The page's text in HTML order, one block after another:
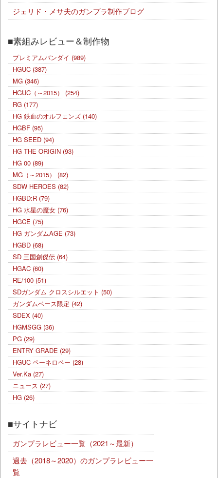
ジェリド・メサ夫のガンプラ制作ブログ
■素組みレビュー＆制作物
プレミアムバンダイ (989)
HGUC (387)
MG (346)
HGUC（～2015）
(254)
RG (177)
HG 鉄血のオルフェンズ (140)
HGBF (95)
HG SEED (94)
HG THE ORIGIN (93)
HG 00 (89)
MG（～2015）
(82)
SDW HEROES (82)
HGBD:R (79)
HG 水星の魔女 (76)
HGCE (75)
HG ガンダムAGE (73)
HGBD (68)
SD 三国創傑伝 (64)
HGAC (60)
RE/100 (51)
SDガンダム クロスシルエット (50)
ガンダムベース限定 (42)
SDEX (40)
HGMSGG (36)
PG (29)
ENTRY GRADE (29)
HGUC ペーネロペー (28)
Ver.Ka (27)
ニュース (27)
HG (26)
■サイトナビ
ガンプラレビュー一覧（2021～最新）
過去（2018～2020）のガンプラレビュー一
覧